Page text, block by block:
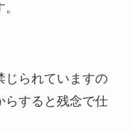
じられていますの
らすると残念で仕